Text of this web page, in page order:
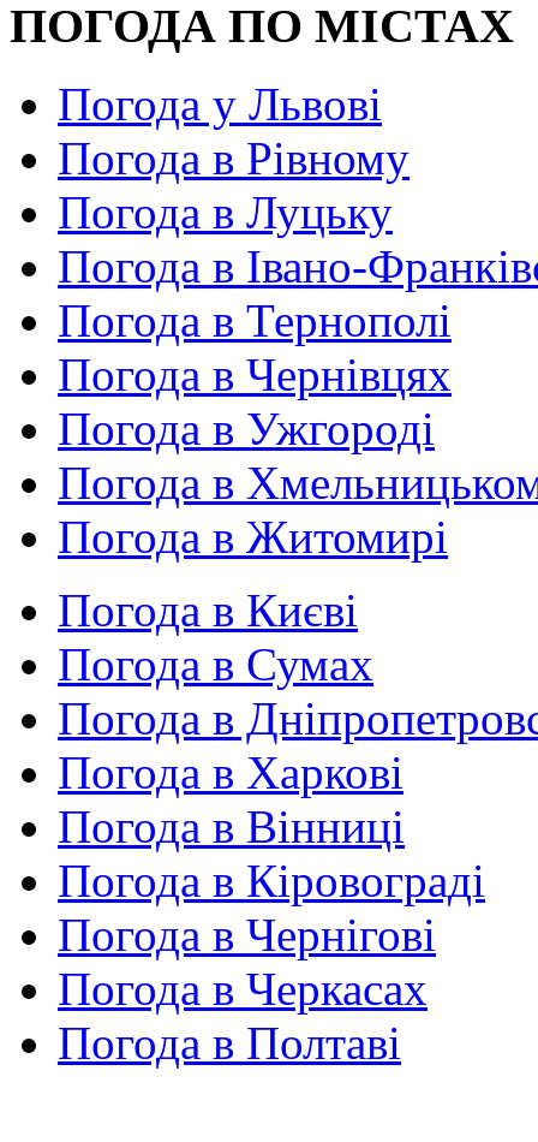
ПОГОДА ПО МІСТАХ
Погода у Львові
Погода в Рівному
Погода в Луцьку
Погода в Івано-
Погода в Тернополі
Погода в Чернівцях
Погода в Ужгороді
Погода в
Погода в Житомирі
Погода в Києві
Погода в Сумах
Погода в
Погода в Харкові
Погода в Вінниці
Погода в Кіровограді
Погода в Чернігові
Погода в Черкасах
Погода в Полтаві